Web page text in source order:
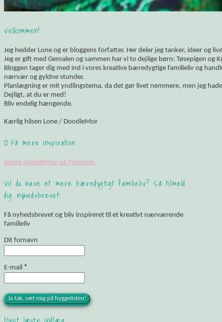
Velkommen!
Jeg hedder Lone og er bloggens forfatter. Her deler jeg tanker, ideer og
Jeg er gift med Gemalen og sammen har vi to dejlige børn: Tøsepigen og
Bloggen tager dig med ind i vores kreative bæredygtige familieliv og
nærvær og gyldne stunder.
Planlægning er mit yndlingstema, da det gør livet nemmere, men jeg
Dejligt, at du er med!
Bliv endelig hængende.
Kærlig hilsen Lone / DoodleMor
Få mere inspiration
Besøg DoodleMor på Pinterest.
Vil du have et mere bæredygtigt familieliv? Så tilmeld
dig nyhedsbrevet:
Få nyhedsbrevet og bliv inspireret til et kreativt nærværende
familieliv
Dit fornavn
E-mail *